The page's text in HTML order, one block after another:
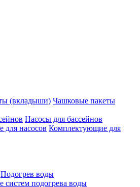
Чашковые пакеты
Насосы для бассейнов
Комплектующие для
Подогрев воды